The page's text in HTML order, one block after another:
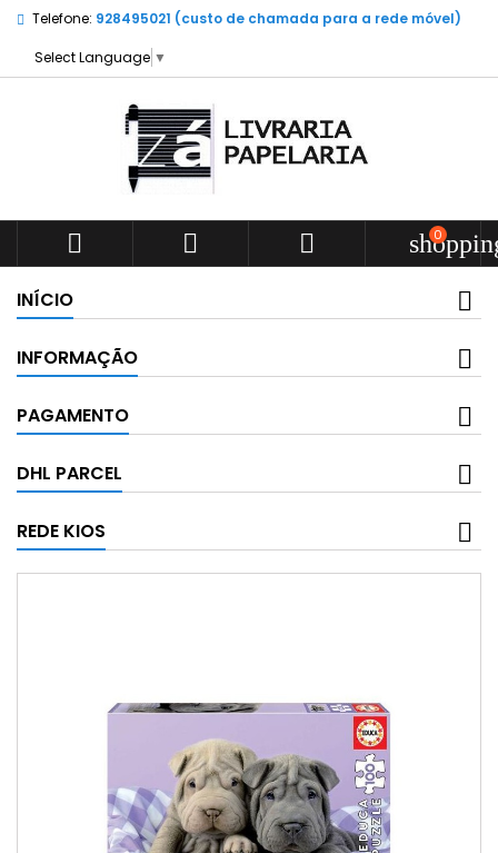
Telefone: 928495021 (custo de chamada para a rede móvel)
Select Language ▼
   0
INÍCIO
INFORMAÇÃO
PAGAMENTO
DHL PARCEL
REDE KIOS